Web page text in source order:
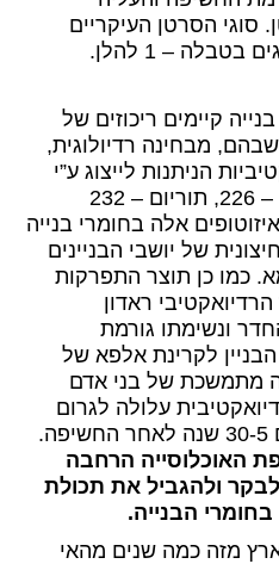
הסרטן העיקריים
– 1 להלן.
קיימים ריכוזים של
מבחינה רדיולוגית,
הניתנות לייצוג ע”י
תכולת האיזוטופים ראדיום – 226, תוריום – 232
רדיואיזוטופים אלה בחומרי בנייה
חיצונית של יושבי הבניינים
כמו כן תוצר התפרקות
הינו הגז הרדיואקטיבי ראדון
ונשימתו גורמת
לקרינת אלפא של
מתמשכת של בני אדם
עלולה לגרום
האוכלוסייה הרחבה
ולהגביל את תכולת
הבנייה.
מזה כמה שנים מהאי